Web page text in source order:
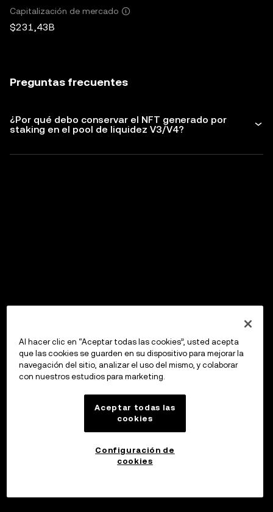
Capitalización de mercado
$231,43B
Preguntas frecuentes
¿Por qué debo conservar el NFT generado por
staking en el pool de liquidez V3/V4?
Al hacer clic en “Aceptar todas las cookies”, usted acepta
que las cookies se guarden en su dispositivo para mejorar la
navegación del sitio, analizar el uso del mismo, y colaborar
con nuestros estudios para marketing.
Aceptar todas las
cookies
Configuración de
cookies